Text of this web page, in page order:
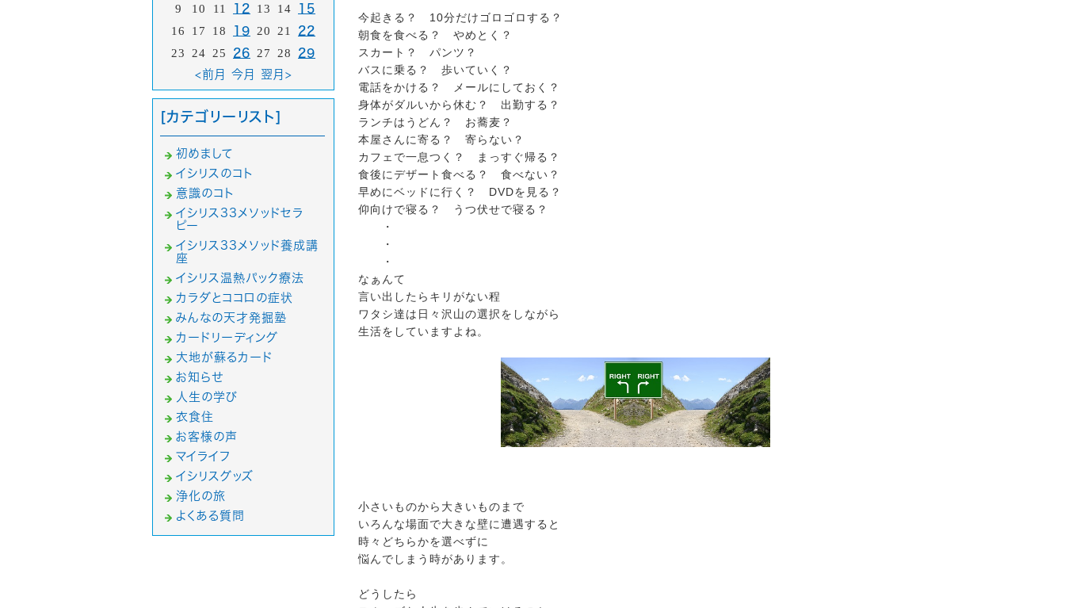
今起きる？ 10分だけゴロゴロする？
朝食を食べる？ やめとく？
スカート？ パンツ？
バスに乗る？ 歩いていく？
電話をかける？ メールにしておく？
身体がダルいから休む？ 出勤する？
ランチはうどん？ お蕎麦？
本屋さんに寄る？ 寄らない？
カフェで一息つく？ まっすぐ帰る？
食後にデザート食べる？ 食べない？
早めにベッドに行く？ DVDを見る？
仰向けで寝る？ うつ伏せで寝る？
・
・
・
なぁんて
言い出したらキリがない程
ワタシ達は日々沢山の選択をしながら
生活をしていますよね。
小さいものから大きいものまで
いろんな場面で大きな壁に遭遇すると
時々どちらかを選べずに
悩んでしまう時があります。
どうしたら
9 10 11 12 13 14 15
16 17 18 19 20 21 22
23 24 25 26 27 28
29
<前月
今月 翌月>
[カテゴリーリスト]
初めまして
イシリスのコト
意識のコト
イシリス33メソッドセラ
ピー
イシリス33メソッド養成講
座
イシリス温熱パック療法
カラダとココロの症状
みんなの天才発掘塾
カードリーディング
大地が蘇るカード
お知らせ
人生の学び
衣食住
お客様の声
マイライフ
イシリスグッズ
浄化の旅
よくある質問